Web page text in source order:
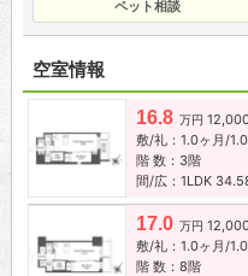
ペット相談
空室情報
16.8 万円
敷/礼：1.0ヶ月/
階 数：3階
間/広：1LDK
17.0 万円
敷/礼：1.0ヶ月/
階 数：8階